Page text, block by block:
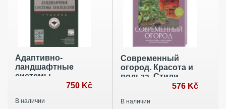
Адаптивно-
ландшафтные
системы
750 Kč
В наличии
Современный
огород. Красота и
польза. Стили,
решения
576 Kč
В наличии